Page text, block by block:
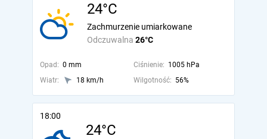
24°C
Odczuwalna 26°C
Zachmurzenie umiarkowane
Opad: 0 mm Ciśnienie: 1005 hPa
Wiatr:
18 km/h Wilgotność: 56%
18:00
24°C